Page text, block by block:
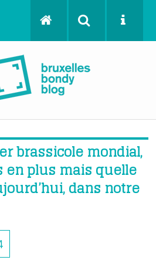
brassicole mondial,
en plus mais quelle
dans notre